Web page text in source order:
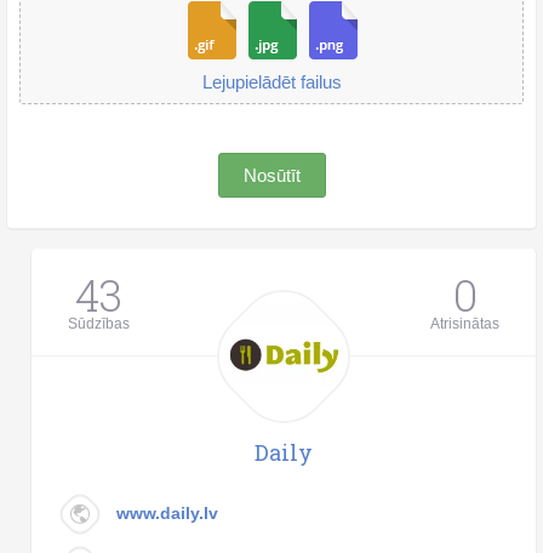
Lejupielādēt failus
Nosūtīt
43
Sūdzības 0
Atrisinātas
Daily
www.daily.lv